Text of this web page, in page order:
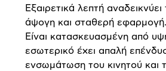
Εξαιρετικά λεπτή
άψογη και σταθερή εφαρμογή.
Είναι κατασκευασμένη από
εσωτερικό έχει απαλή
ενσωμάτωση του κινητού και